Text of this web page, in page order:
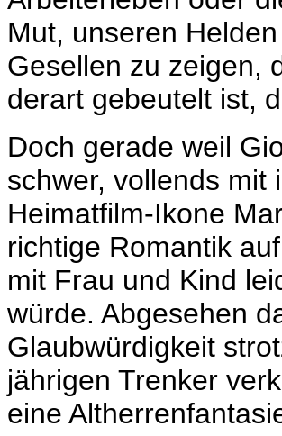
Mut, unseren
Gesellen zu zeigen,
derart gebeutelt ist,
Doch gerade weil
schwer, vollends mit
Heimatfilm-Ikone
richtige Romantik
mit Frau und Kind
würde. Abgesehen
Glaubwürdigkeit
jährigen Trenker
eine